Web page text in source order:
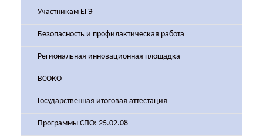
Участникам ЕГЭ
Безопасность и профилактическая работа
Региональная инновационная площадка
ВСОКО
Государственная итоговая аттестация
Программы СПО: 25.02.08